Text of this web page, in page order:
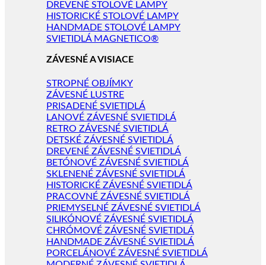
DREVENÉ STOLOVÉ LAMPY
HISTORICKÉ STOLOVÉ LAMPY
HANDMADE STOLOVÉ LAMPY
SVIETIDLÁ MAGNETICO®
ZÁVESNÉ A VISIACE
STROPNÉ OBJÍMKY
ZÁVESNÉ LUSTRE
PRISADENÉ SVIETIDLÁ
LANOVÉ ZÁVESNÉ SVIETIDLÁ
RETRO ZÁVESNÉ SVIETIDLÁ
DETSKÉ ZÁVESNÉ SVIETIDLÁ
DREVENÉ ZÁVESNÉ SVIETIDLÁ
BETÓNOVÉ ZÁVESNÉ SVIETIDLÁ
SKLENENÉ ZÁVESNÉ SVIETIDLÁ
HISTORICKÉ ZÁVESNÉ SVIETIDLÁ
PRACOVNÉ ZÁVESNÉ SVIETIDLÁ
PRIEMYSELNÉ ZÁVESNÉ SVIETIDLÁ
SILIKÓNOVÉ ZÁVESNÉ SVIETIDLÁ
CHRÓMOVÉ ZÁVESNÉ SVIETIDLÁ
HANDMADE ZÁVESNÉ SVIETIDLÁ
PORCELÁNOVÉ ZÁVESNÉ SVIETIDLÁ